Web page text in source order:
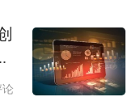
为0.03%。
论